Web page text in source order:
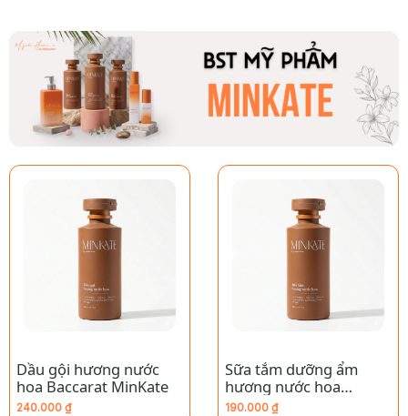
Dầu gội hương nước
hoa Baccarat MinKate
240.000 ₫
Sữa tắm dưỡng ẩm
hương nước hoa
Baccarat MinKate
190.000 ₫